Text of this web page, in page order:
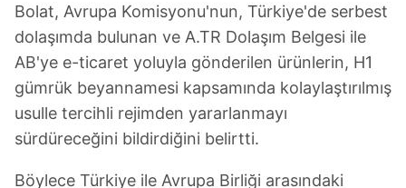
Bolat, Avrupa Komisyonu'nun, Türkiye'de serbest
dolaşımda bulunan ve A.TR Dolaşım Belgesi ile
AB'ye e-ticaret yoluyla gönderilen ürünlerin, H1
gümrük beyannamesi kapsamında kolaylaştırılmış
usulle tercihli rejimden yararlanmayı
sürdüreceğini bildirdiğini belirtti.
Böylece Türkiye ile Avrupa Birliği arasındaki